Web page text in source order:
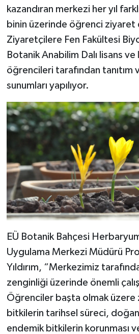
kazandıran merkezi her yıl
binin üzerinde öğrenci ziyaret
Ziyaretçilere Fen Fakültesi
Botanik Anabilim Dalı lisans ve
öğrencileri tarafından tanıtım
sunumları yapılıyor.
EÜ Botanik Bahçesi
Uygulama Merkezi Müdürü
Yıldırım, “Merkezimiz
zenginliği üzerinde önemli
Öğrenciler başta olmak
bitkilerin tarihsel süreci,
endemik bitkilerin korunması